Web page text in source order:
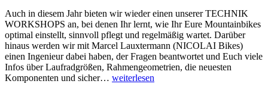
Auch in diesem Jahr bieten wir wieder einen unserer TECHNIK
WORKSHOPS an, bei denen Ihr lernt, wie Ihr Eure Mountainbikes
optimal einstellt, sinnvoll pflegt und regelmäßig wartet. Darüber
hinaus werden wir mit Marcel Lauxtermann (NICOLAI Bikes)
einen Ingenieur dabei haben, der Fragen beantwortet und Euch viele
Infos über Laufradgrößen, Rahmengeometrien, die neuesten
Komponenten und sicher… Pflege,
weiterlesen